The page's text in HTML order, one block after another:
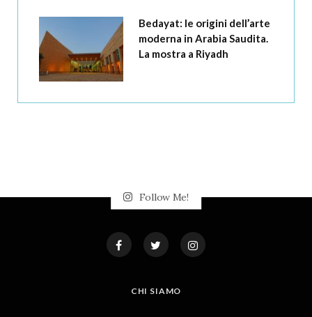
Bedayat: le origini dell’arte
moderna in Arabia Saudita.
La mostra a Riyadh
Follow Me!
CHI SIAMO